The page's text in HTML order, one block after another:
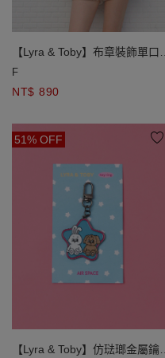
【Lyra & Toby】布章裝飾單口袋
斜紋磨毛長袖襯衫
F
NT$ 890
51% OFF
【Lyra & Toby】仿琺瑯金屬鑰匙